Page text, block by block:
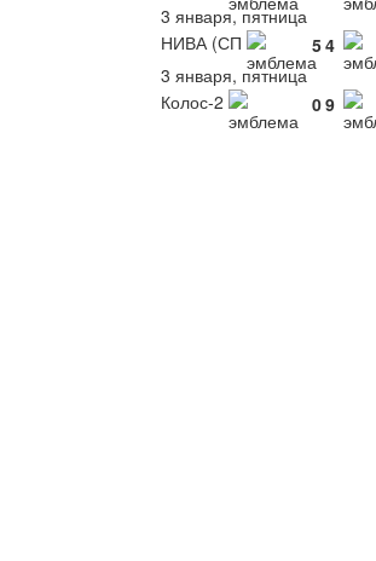
3 января, пятница
НИВА (СП
54
3 января, пятница
Колос-2
09